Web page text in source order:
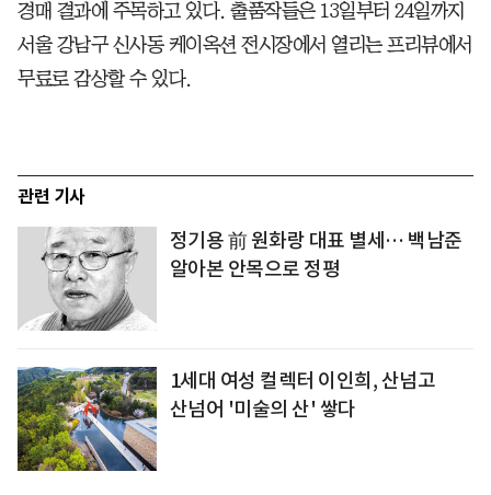
경매 결과에 주목하고 있다. 출품작들은 13일부터 24일까지
서울 강남구 신사동 케이옥션 전시장에서 열리는 프리뷰에서
무료로 감상할 수 있다.
관련 기사
정기용 前 원화랑 대표 별세… 백남준
알아본 안목으로 정평
1세대 여성 컬렉터 이인희, 산넘고
산넘어 '미술의 산' 쌓다